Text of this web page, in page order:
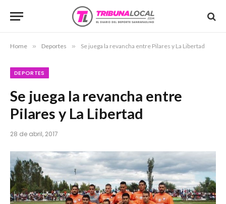
Home » Deportes » Se juega la revancha entre Pilares y La Libertad
DEPORTES
Se juega la revancha entre
Pilares y La Libertad
28 de abril, 2017